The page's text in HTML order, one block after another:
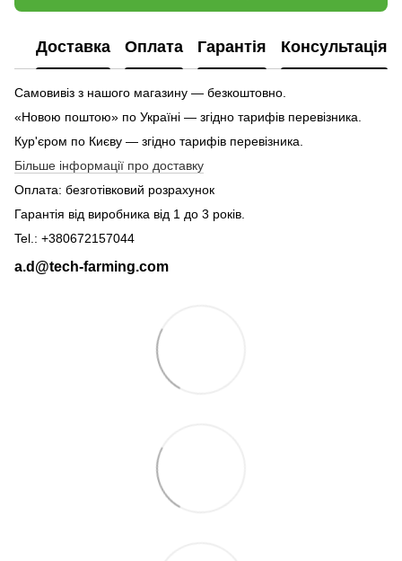
Доставка Оплата Гарантія Консультація
Самовивіз з нашого магазину — безкоштовно.
«Новою поштою» по Україні — згідно тарифів перевізника.
Кур'єром по Києву — згідно тарифів перевізника.
Більше інформації про доставку
Оплата: безготівковий розрахунок
Гарантія від виробника від 1 до 3 років.
Tel.: +380672157044
a.d@tech-farming.com